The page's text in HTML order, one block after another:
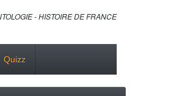
- HISTOIRE DE FRANCE
Quizz